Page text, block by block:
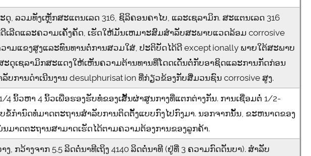
, ລວມທັງເຫຼັກສະແຕນເລດ 316, ຊິລິຄອນຄາໄບ, ແລະເຊລາມິກ. ສະແຕນເລດ 316
ເລີດແລະຄວາມເຄັ່ງຄັດ, ເຮັດໃຫ້ມັນເຫມາະສົມສໍາລັບສະພາບແວດລ້ອມ corrosive
ວາມແຂງສູງແລະທົນທານຕໍ່ການສວມໃສ່, ປະຕິບັດໄດ້ດີ exceptionally ພາຍໃຕ້ສະພາບ
ດຸເຊລາມິກສະແດງໃຫ້ເຫັນຄວາມຕ້ານທານທີ່ໂດດເດັ່ນຕໍ່ກັບອາຊິດແລະການກັດກ່ອນ
ບການດໍາເນີນງານ desulphurisation ທີ່ກ່ຽວຂ້ອງກັບສື່ມວນຊົນ corrosive ສູງ.
ນິ້ວຫາ 4 ນິ້ວເພື່ອຮອງຮັບທໍ່ຂອງເສັ້ນຜ່າສູນກາງທີ່ແຕກຕ່າງກັນ. ການເຊື່ອມຕໍ່ 1/2-
ຂໍ້ກໍານົດທໍ່ມາດຕະຖານສໍາລັບການຕິດຕັ້ງແບບກົງໄປກົງມາ. ນອກຈາກນັ້ນ, ຂະຫນາດຂອງ
ນມາດຕະຖານສາມາດເຮັດໄດ້ຕາມຄວາມຕ້ອງການຂອງລູກຄ້າ.
, ກວ້າງຈາກ 5.5 ລິດຕໍ່ນາທີເຖິງ 4140 ລິດຕໍ່ນາທີ (ຢູ່ທີ່ 3 ຄວາມກົດດັນບາ). ສໍາລັບ